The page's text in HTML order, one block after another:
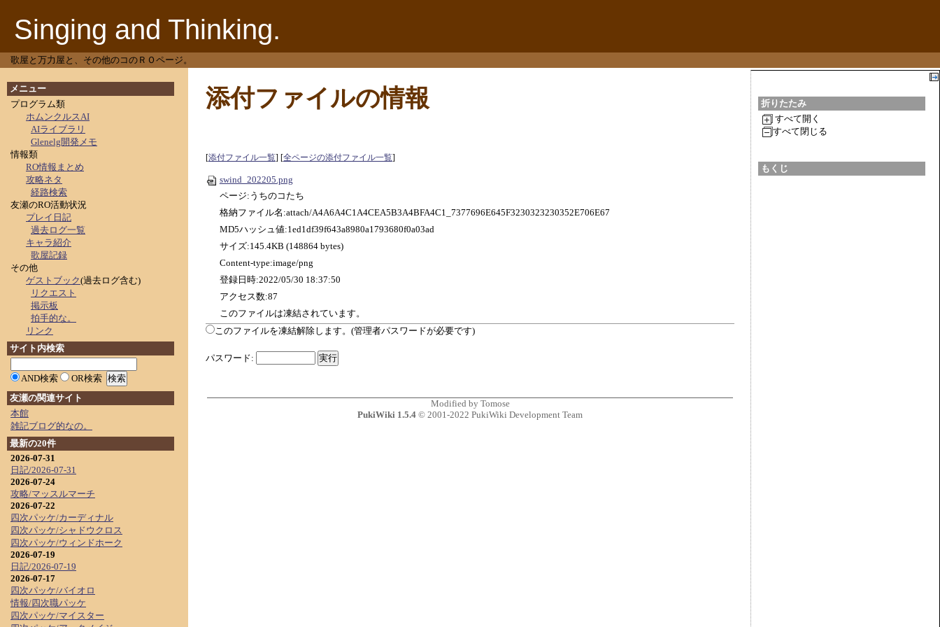
Singing and Thinking.
歌屋と万力屋と、その他のコのＲＯページ。
添付ファイルの情報
[添付ファイル一覧] [全ページの添付ファイル一覧]
swind_202205.png
ページ:うちのコたち
格納ファイル名:attach/A4A6A4C1A4CEA5B3A4BFA4C1_7377696E645F3230323230352E706E67
MD5ハッシュ値:1ed1df39f643a8980a1793680f0a03ad
サイズ:145.4KB (148864 bytes)
Content-type:image/png
登録日時:2022/05/30 18:37:50
アクセス数:87
このファイルは凍結されています。
このファイルを凍結解除します。(管理者パスワードが必要です)
パスワード:
折りたたみ
すべて開く
すべて閉じる
もくじ
メニュー
プログラム類
ホムンクルスAI
AIライブラリ
Glenelg開発メモ
情報類
RO情報まとめ
攻略ネタ
経路検索
友瀬のRO活動状況
プレイ日記
過去ログ一覧
キャラ紹介
歌屋記録
その他
ゲストブック(過去ログ含む)
リクエスト
掲示板
拍手的な。
リンク
サイト内検索
AND検索
OR検索
友瀬の関連サイト
本館
雑記ブログ的なの。
最新の20件
2026-07-31
日記/2026-07-31
2026-07-24
攻略/マッスルマーチ
2026-07-22
四次パッケ/カーディナル
四次パッケ/シャドウクロス
四次パッケ/ウィンドホーク
2026-07-19
日記/2026-07-19
2026-07-17
四次パッケ/バイオロ
情報/四次職パッケ
四次パッケ/マイスター
Modified by Tomose
PukiWiki 1.5.4 © 2001-2022 PukiWiki Development Team